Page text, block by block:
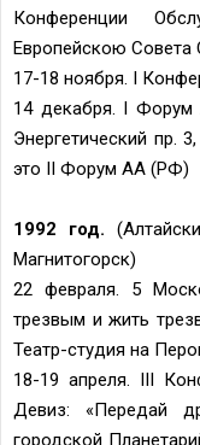
Конференции
Европейскою Совета
17-18 ноября. I
14 декабря. I Форум
Энергетический пр.
это II Форум АА (РФ)
1992 год.
Магнитогорск)
22 февраля. 5
трезвым и жить
Театр-студия на
18-19 апреля. III
Девиз: «Передай
городской